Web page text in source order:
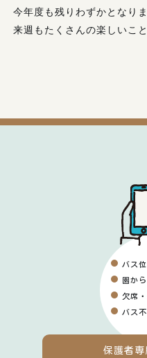
今年度も残りわずかとなりま
来週もたくさんの楽しいこ
保護者専
バス
園か
欠席
バス